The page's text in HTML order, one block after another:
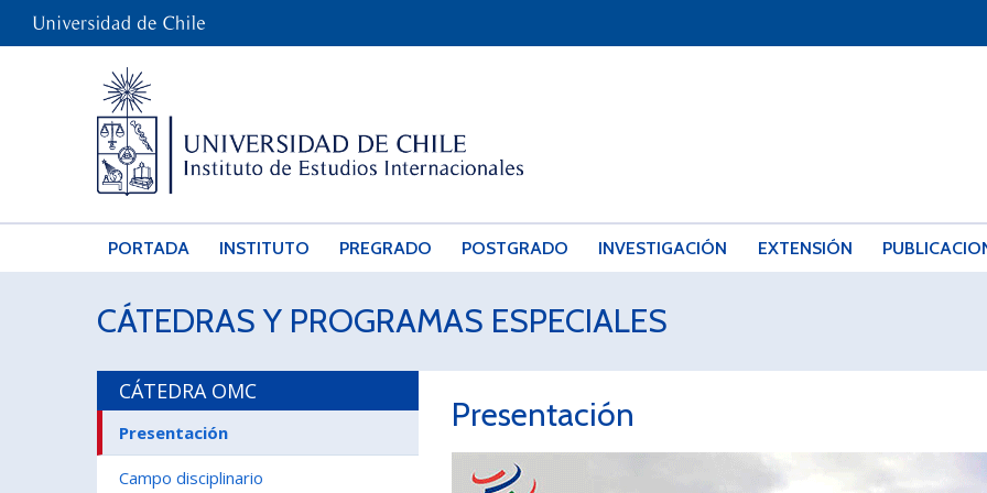
PORTADA INSTITUTO PREGRADO POSTGRADO INVESTIGACIÓN EXTENSIÓN
CÁTEDRAS Y PROGRAMAS ESPECIALES
CÁTEDRA OMC
Presentación
Campo disciplinario
Presentación